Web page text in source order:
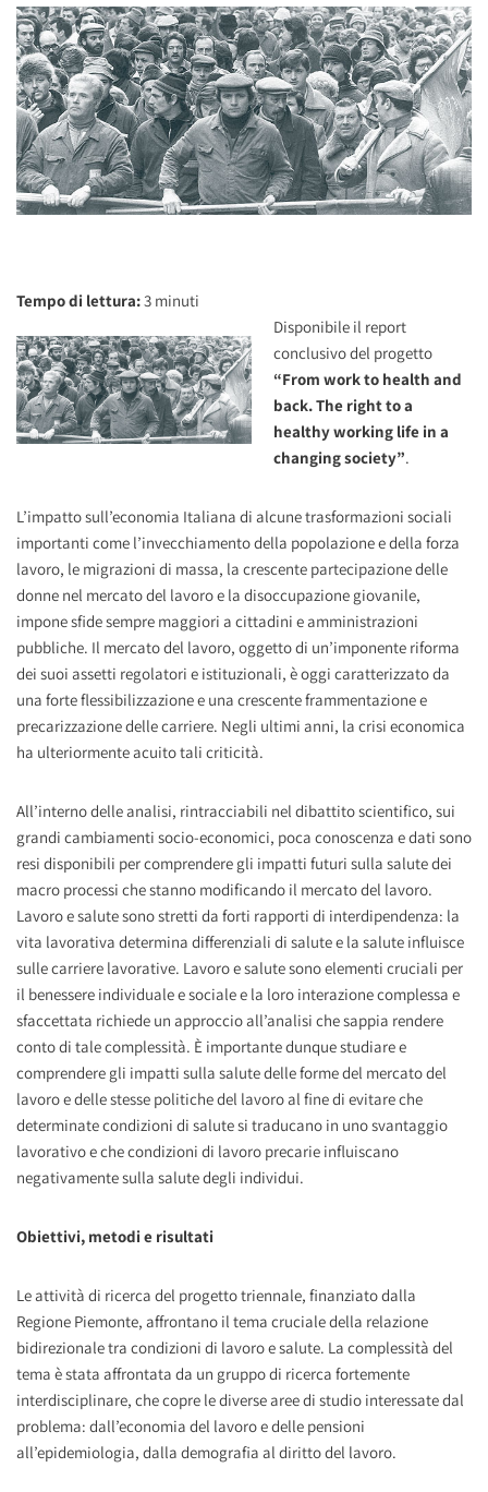
Tempo di lettura:3 minuti
Disponibile il report
conclusivo del progetto
“From work to health and
back. The right to a
healthy working life in a
changing society”.
L’impatto sull’economia Italiana di alcune trasformazioni sociali
importanti come l’invecchiamento della popolazione e della forza
lavoro, le migrazioni di massa, la crescente partecipazione delle
donne nel mercato del lavoro e la disoccupazione giovanile,
impone sfide sempre maggiori a cittadini e amministrazioni
pubbliche. Il mercato del lavoro, oggetto di un’imponente riforma
dei suoi assetti regolatori e istituzionali, è oggi caratterizzato da
una forte flessibilizzazione e una crescente frammentazione e
precarizzazione delle carriere. Negli ultimi anni, la crisi economica
ha ulteriormente acuito tali criticità.
All’interno delle analisi, rintracciabili nel dibattito scientifico, sui
grandi cambiamenti socio-economici, poca conoscenza e dati sono
resi disponibili per comprendere gli impatti futuri sulla salute dei
macro processi che stanno modificando il mercato del lavoro.
Lavoro e salute sono stretti da forti rapporti di interdipendenza: la
vita lavorativa determina differenziali di salute e la salute influisce
sulle carriere lavorative. Lavoro e salute sono elementi cruciali per
il benessere individuale e sociale e la loro interazione complessa e
sfaccettata richiede un approccio all’analisi che sappia rendere
conto di tale complessità. È importante dunque studiare e
comprendere gli impatti sulla salute delle forme del mercato del
lavoro e delle stesse politiche del lavoro al fine di evitare che
determinate condizioni di salute si traducano in uno svantaggio
lavorativo e che condizioni di lavoro precarie influiscano
negativamente sulla salute degli individui.
Obiettivi, metodi e risultati
Le attività di ricerca del progetto triennale, finanziato dalla
Regione Piemonte, affrontano il tema cruciale della relazione
bidirezionale tra condizioni di lavoro e salute. La complessità del
tema è stata affrontata da un gruppo di ricerca fortemente
interdisciplinare, che copre le diverse aree di studio interessate dal
problema: dall’economia del lavoro e delle pensioni
all’epidemiologia, dalla demografia al diritto del lavoro.